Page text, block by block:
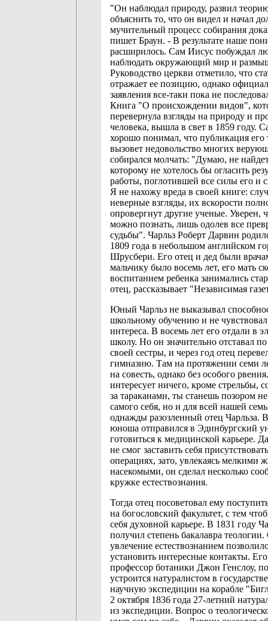
"Он наблюдал природу, развил
объяснить то, что он видел и начал
мучительный процесс собирания
пишет Браун. - В результате наше
расширилось. Сам Иисус побуждал
наблюдать окружающий мир и
Руководство церкви отметило, что
отражает ее позицию, однако
заявления все-таки пока не
Книга "О происхождении видов",
перевернула взгляды на природу и
человека, вышла в свет в 1859 году.
хорошо понимал, что публикация его
вызовет недовольство многих
собирался молчать: "Думаю, не
которому не хотелось бы огласить
работы, поглотившей все силы его и
Я не нахожу вреда в своей книге:
неверные взгляды, их вскорости
опровергнут другие ученые. Уверен,
можно познать, лишь одолев все
судьбы". Чарльз Роберт Дарвин
1809 года в небольшом английском
Шрусбери. Его отец и дед были
мальчику было восемь лет, его мать
воспитанием ребенка занимались
отец, рассказывает "Независимая
Юный Чарльз не выказывал
школьному обучению и не
интереса. В восемь лет его отдали в
школу. Но он значительно отставал
своей сестры, и через год отец
гимназию. Там на протяжении семи
на совесть, однако без особого
интересует ничего, кроме стрельбы,
за тараканами, ты станешь позором
самого себя, но и для всей нашей
однажды разозленный отец Чарльза.
юноша отправился в Эдинбургский
готовиться к медицинской карьере.
не смог заставить себя
операциях, зато, увлекаясь мелкими
насекомыми, он сделал несколько
кружке естествознания.
Тогда отец посоветовал ему
на богословский факультет, с тем
себя духовной карьере. В 1831 году
получил степень бакалавра
увлечение естествознанием
установить интересные контакты.
профессор ботаники Джон Генслоу,
устроится натуралистом в
научную экспедиции на корабле
2 октября 1836 года 27-летний
из экспедиции. Вопрос о